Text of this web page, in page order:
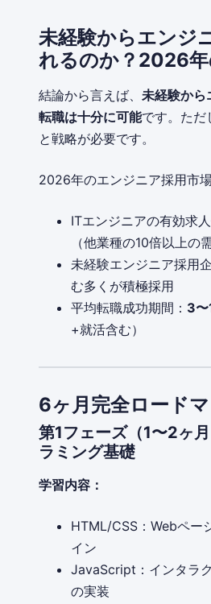
未経験からエンジ
れるのか？2026
結論から言えば、 未経験から
転職は十分に可能です。ただ
と戦略が必要です。
2026年のエンジニア採用市場
ITエンジニアの有効求人
（他業種の10倍以上の需
未経験エンジニア採用
む多くが積極採用
平均転職成功期間： 3〜
+就活含む）
6ヶ月完全ロード
第1フェーズ（1〜2ヶ
ラミング基礎
学習内容：
HTML/CSS：Webペー
イン
JavaScript：インタラ
の実装